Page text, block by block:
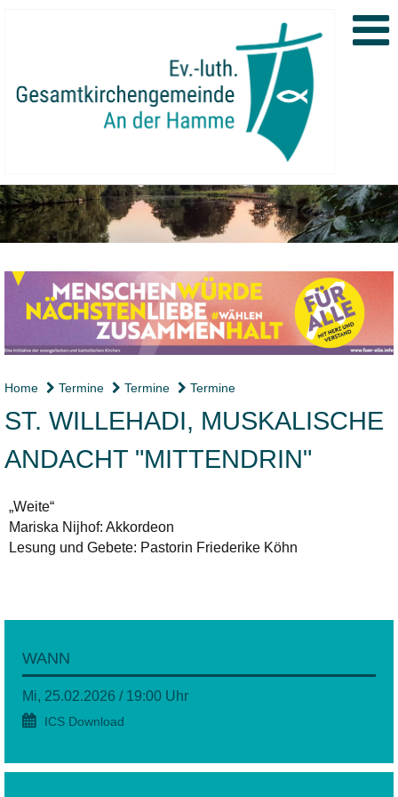
Home Termine Termine Termine
ST. WILLEHADI, MUSKALISCHE
ANDACHT "MITTENDRIN"
„Weite“
Mariska Nijhof: Akkordeon
Lesung und Gebete: Pastorin Friederike Köhn
WANN
Mi, 25.02.2026 / 19:00 Uhr
ICS Download